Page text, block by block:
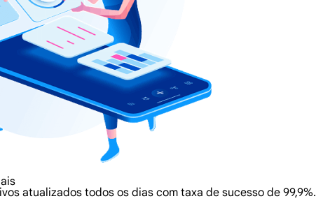
atualizados todos os dias com taxa de sucesso de 99,9%.